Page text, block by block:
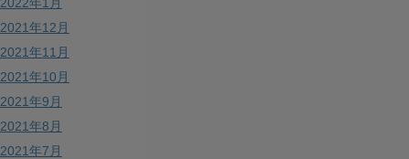
2021年12月
2021年11月
2021年10月
2021年9月
2021年8月
2021年7月